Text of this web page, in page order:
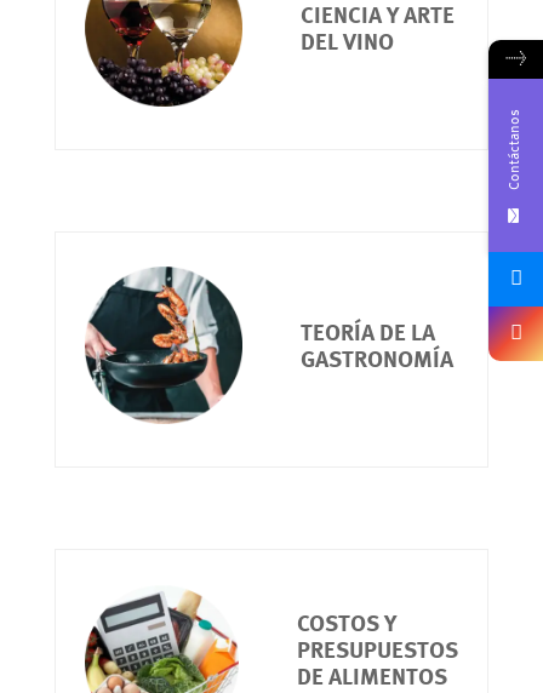
CIENCIA Y ARTE
DEL VINO
TEORÍA DE LA
GASTRONOMÍA
COSTOS Y
PRESUPUESTOS
DE ALIMENTOS
→
Contáctanos